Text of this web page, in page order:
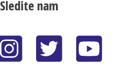
Sledite nam